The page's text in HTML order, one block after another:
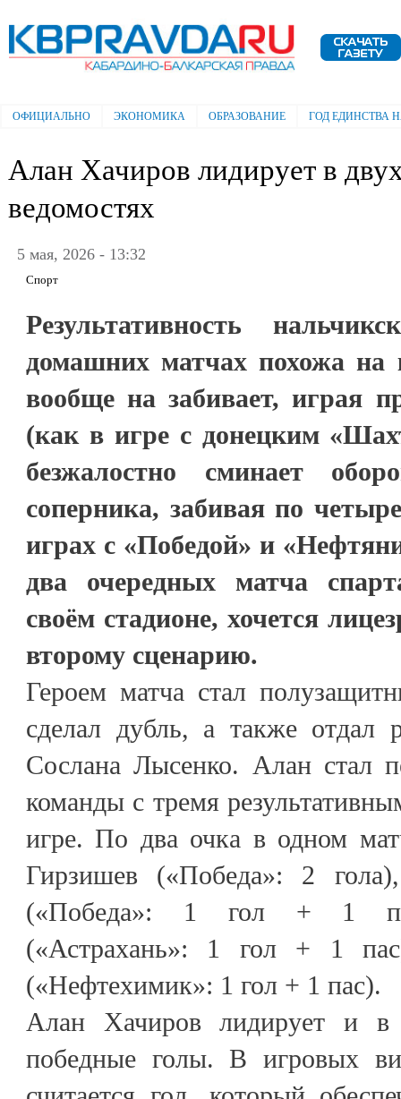
Электронная газета "Кабардино-
Балкарская правда"
Главное меню
ОФИЦИАЛЬНО ЭКОНОМИКА ОБРАЗОВАНИЕ ГОД ЕДИНСТВА
Алан Хачиров лидирует в
ведомостях
5 мая, 2026 - 13:32
Спорт
Результативность
домашних матчах похожа на
вообще на забивает, играя
(как в игре с донецким
безжалостно сминает
соперника, забивая по
играх с «Победой» и
два очередных матча
своём стадионе, хочется
второму сценарию.
Героем матча стал
сделал дубль, а также отдал
Сослана Лысенко. Алан стал
команды с тремя
игре. По два очка в одном
Гирзишев («Победа»: 2
(«Победа»: 1 гол + 1
(«Астрахань»: 1 гол + 1
(«Нефтехимик»: 1 гол + 1 пас).
Алан Хачиров лидирует и в
победные голы. В игровых